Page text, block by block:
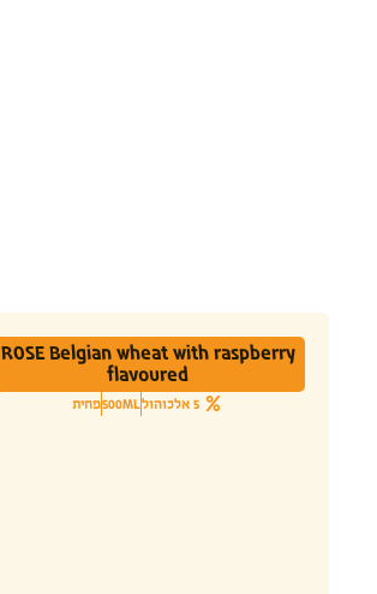
ROSE Belgian wheat with raspberry
flavoured
5 אלכוהול 500MLפחית